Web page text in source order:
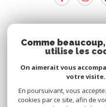
Nous
Comme
utilise les
On aimerait vous
votre visite.
En poursuivant, vous
cookies par ce site, afin de